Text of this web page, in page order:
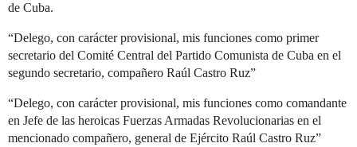
de Cuba.
“Delego, con carácter provisional, mis funciones como primer
secretario del Comité Central del Partido Comunista de Cuba en el
segundo secretario, compañero Raúl Castro Ruz”
“Delego, con carácter provisional, mis funciones como comandante
en Jefe de las heroicas Fuerzas Armadas Revolucionarias en el
mencionado compañero, general de Ejército Raúl Castro Ruz”